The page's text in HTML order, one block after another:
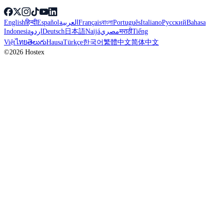
Englishहिन्दीEspañolالعربيةFrançaisবাংলাPortuguêsItalianoРусскийBahasa
IndonesiaاردوDeutsch日本語NaijáمصريमराठीTiếng
ViệtไทยతెలుగుHausaTürkçe한국어繁體中文简体中文
©2026 Hostex